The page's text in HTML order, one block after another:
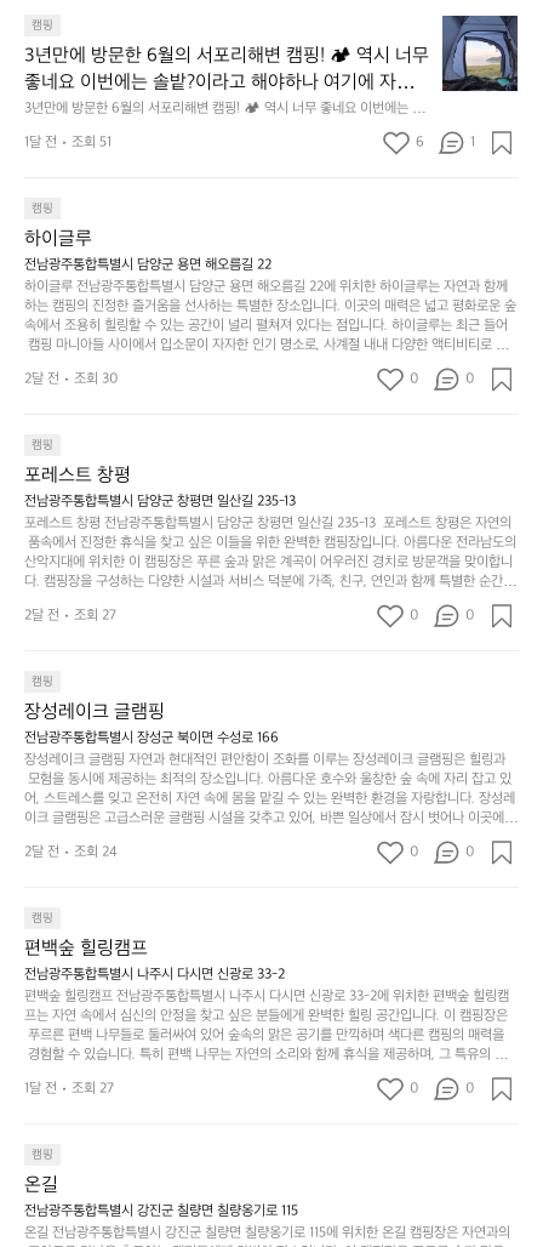
구
나
잠
에
기
까
이
걸
리
는
순
다.
그
럴
때
는
차
을
가
려
보
세
요.
튼
을
조
용
히
o
지
의
초
기
품
갑’입
니
다.
일
상
에
고
다
니
고
싶
어
는
크
기,
무
게,
이
의
아
주
미
가
용
할
수
있
록.
분
하
고,
단
순
하
하
지
않
은
디
자
웃
도
어
의
경
럽
게
이
어
주
E
캠핑
3년만에 방문한 6월의 서포리해변 캠핑! 🏕 역시 너무
좋네요 이번에는 솔밭?이라고 해야하나 여기에 자리를
잡았는데 정말 시원하고 경치도 좋네요  서해치고 물도
맑은편, 아이들도 놀기 좋고 1박 2일은 넘 짧게 느껴지
네요  .1박 1동 1만원 (수금은 7시쯤, 동네에서 관리) .수
바로 화장실있음 .5분거리 cu .2분거리 음식점  항구에
서부터 해변까지 버스도 다니네요 ㅎㅎㅎ 아이들 엄청
좋아하네요 점심쯤도착해서 철수할때까지 물놀이 3
타임이나 했네요 ⛱️
3년만에 방문한 6월의 서포리해변 캠핑! 🏕 역시 너무 좋네요 이번에는 솔
밭?이라고 해야하나 여기에 자리를 잡았는데 정말 시원하고 경치도 좋네요
서해치고 물도 맑은편, 아이들도 놀기 좋고 1박 2일은 넘 짧게 느껴지네요  .
항구에서부터 해변까지 버스도 다니네요 ㅎㅎㅎ 아이들 엄청 좋아하네요 점
심쯤도착해서 철수할때까지 물놀이 3타임이나 했네요 ⛱️
년
만
에
문
포
리
해
변
캠
핑!
무
좋
네
요
이
이
라
고
해
야
하
리
를
잡
았
는
하
1달 전 조회 51 6 1
캠핑
하이글루
전남광주통합특별시 담양군 용면 해오름길 22
하이글루 전남광주통합특별시 담양군 용면 해오름길 22에 위치한 하이글루는 자연과 함께
하는 캠핑의 진정한 즐거움을 선사하는 특별한 장소입니다. 이곳의 매력은 넓고 평화로운 숲
속에서 조용히 힐링할 수 있는 공간이 널리 펼쳐져 있다는 점입니다. 하이글루는 최근 들어
캠핑 마니아들 사이에서 입소문이 자자한 인기 명소로, 사계절 내내 다양한 액티비티로 방
문객들을 맞이합니다. 특히, 하이글루의 독특한 시설인 글램핑 텐트는 고객들에게 아늑한 잠
자리를 제공하며, 캠핑의 매력을 한층 더해 줍니다. 밖에서는 자연의 소리를 들으며, 내부에
함께 좋은 시간을 보낼 수 있다는 것입니다. 또한, 하이글루 인근에는 다양한 트레킹 코스와
자전거 도로가 있어 아웃도어 활동을 좋아하는 이들에게 더욱 참조할 만한 장소가 됩니다.
담양의 아름다운 자연과 함께, 건강한 레저 활동을 즐기며 행복한 캠핑 경험을 쌓으실 수 있
습니다. 하이글루에서 특별한 순간을 만끽해보세요. 따뜻한 햇살과 함께하는 아침, 상징적인
담양의 죽녹원과 함께 어우러진 저녁, 그리고 고요한 밤하늘 아래에서 별을 바라보며 나누는
이야기들은 여러분의 캠핑 여행을 더욱 특별하게 만들어 줄 것입니다.  인기 정도: ★★★★
★
2달 전 조회 30 0 0
캠핑
포레스트 창평
전남광주통합특별시 담양군 창평면 일산길 235-13
포레스트 창평 전남광주통합특별시 담양군 창평면 일산길 235-13  포레스트 창평은 자연의
품속에서 진정한 휴식을 찾고 싶은 이들을 위한 완벽한 캠핑장입니다. 아름다운 전라남도의
산악지대에 위치한 이 캠핑장은 푸른 숲과 맑은 계곡이 어우러진 경치로 방문객을 맞이합니
다. 캠핑장을 구성하는 다양한 시설과 서비스 덕분에 가족, 친구, 연인과 함께 특별한 순간을
만들어갈 수 있는 최적의 공간이 됩니다.  포레스트 창평은 주말마다 직접 재배한 신선한 농
산물을 제공하는 캠핑장으로, 현지에서만 느낄 수 있는 자연의 맛을 경험할 수 있습니다. 또
으며 깊은 숙면을 취할 수 있는 기회를 제공합니다.  이곳은 자연과의 완벽한 조화를 이루며,
다채로운 야외 활동을 제공합니다. 특히 어린이들은 안전하게 놀 수 있는 놀이시설이 마련
되어 있어 부모님들과 함께 즐거운 시간을 보낼 수 있습니다. 주변의 다양한 관광지와 먹거
리를 탐험하는 재미도 포레스트 창평의 매력 중 하나입니다.  또한, 캠핑장을 방문한 후 지속
적으로 재방문하는 이들이 많아 인기가 날로 상승하고 있습니다. 포레스트 창평은 단순한 캠
핑 그 이상을 제공하며, 자연을 사랑하는 모든 이들에게 꼭 한번 경험해봐야 할 장소로 자리
잡았습니다.  인기 정도: ★★★★★
2달 전 조회 27 0 0
캠핑
장성레이크 글램핑
전남광주통합특별시 장성군 북이면 수성로 166
장성레이크 글램핑 자연과 현대적인 편안함이 조화를 이루는 장성레이크 글램핑은 힐링과
모험을 동시에 제공하는 최적의 장소입니다. 아름다운 호수와 울창한 숲 속에 자리 잡고 있
어, 스트레스를 잊고 온전히 자연 속에 몸을 맡길 수 있는 완벽한 환경을 자랑합니다. 장성레
이크 글램핑은 고급스러운 글램핑 시설을 갖추고 있어, 바쁜 일상에서 잠시 벗어나 이곳에
오면 사치스러운 휴식이 가능해집니다. 독립된 텐트에서 제공되는 특별한 불멍 공간은 소중
한 사람과 함께 따뜻한 이야기를 나눌 수 있는 소중한 시간을 만들어 줍니다. 또한, 주변의 자
을 창출하는 시간이 될 것입니다. 특히 식사를 좋아하는 분들에게는 매주 특별한 바비큐 파
티와 지역에서 나는 신선한 재료로 만든 다양한 요리를 제공하여 미각을 만족시켜 줍니다.
장성레이크 글램핑은 그 아름다운 경관과 최고 품질의 시설 덕분에 최근 몇 년 사이에 특히
주목받고 있는 캠핑장 중 하나입니다. 주말이면 방문객이 가득해 예약이 빠르게 차는 만큼
미리 일정을 계획하시는 것이 좋습니다. 나만의 프라이빗한 공간에서 가족 및 사랑하는 사
람들과 함께하세요. 당신의 대자연 속 힐링을 기다리는 장성레이크 글램핑은 언젠가 반드시
방문해봐야 할 명소로 자리매김하였습니다. 인기 정도: ★★★★★
2달 전 조회 24 0 0
캠핑
편백숲 힐링캠프
전남광주통합특별시 나주시 다시면 신광로 33-2
편백숲 힐링캠프 전남광주통합특별시 나주시 다시면 신광로 33-2에 위치한 편백숲 힐링캠
프는 자연 속에서 심신의 안정을 찾고 싶은 분들에게 완벽한 힐링 공간입니다. 이 캠핑장은
푸르른 편백 나무들로 둘러싸여 있어 숲속의 맑은 공기를 만끽하며 색다른 캠핑의 매력을
경험할 수 있습니다. 특히 편백 나무는 자연의 소리와 함께 휴식을 제공하며, 그 특유의 아로
마향이 심리적 안정감을 가져다줍니다. 이곳에서 아침 햇살을 맞으며 조용한 숲속에서의 커
피 한 잔은 그 어떤 도시의 카페에서 느끼기 힘든 특별함을 선사합니다. 편백숲 힐링캠프는
즐길 수 있는 기회도 많은데, 자전거를 타거나 숲속을 거닐며 다양한 생태계를 체험해보는
것도 일상의 스트레스를 잊게 해줍니다. 또한, 캠프파이어를 즐기며 별빛 아래서 시간을 보
내는 것은 일상에서 벗어나 새로운 여유를 찾는 방법입니다. 운영자는 항상 방문객의 편안함
과 안전을 최우선으로 생각하고 있으며, 깨끗하고 잘 관리된 시설을 자랑합니다. 가족들이
함께하는 모닥불 구이 파티나 친구들과의 캠핑 퀴즈도 놓칠 수 없는 재미가 됩니다. 자연과
1달 전 조회 27 0 0
캠핑
온길
전남광주통합특별시 강진군 칠량면 칠량옹기로 115
온길 전남광주통합특별시 강진군 칠량면 칠량옹기로 115에 위치한 온길 캠핑장은 자연과의